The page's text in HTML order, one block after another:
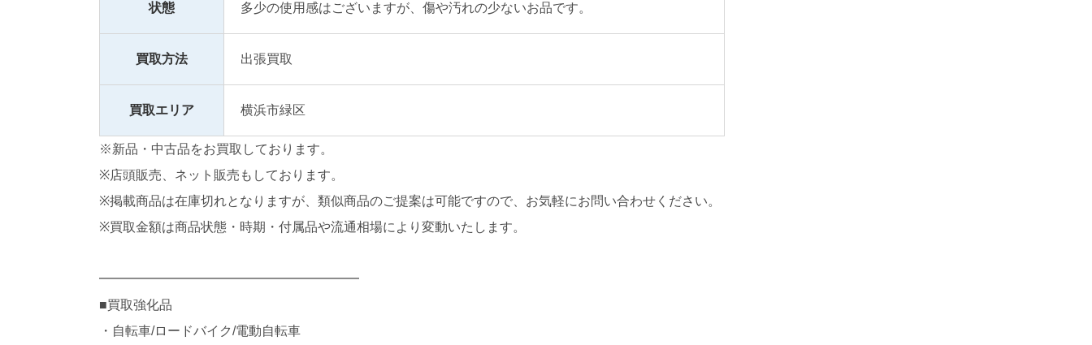
状態 多少の使用感はございますが、傷や汚れの少ないお品です。
買取方法 出張買取
買取エリア 横浜市緑区
※新品・中古品をお買取しております。
※店頭販売、ネット販売もしております。
※掲載商品は在庫切れとなりますが、類似商品のご提案は可能ですので、お気軽にお問い合わせください。
※買取金額は商品状態・時期・付属品や流通相場により変動いたします。
━━━━━━━━━━━━━━━━━━━━
■買取強化品
・自転車/ロードバイク/電動自転車